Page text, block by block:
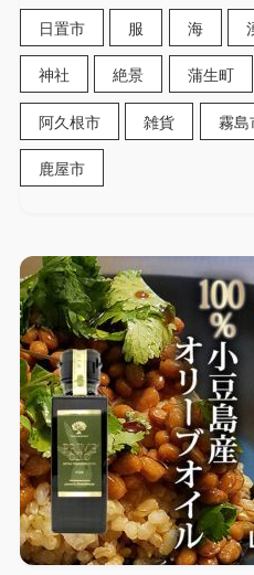
日置市 服 海
神社 絶景 蒲生町
阿久根市 雑貨 霧島
鹿屋市